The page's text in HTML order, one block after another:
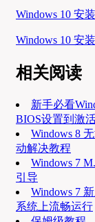
Windows 10 安
Windows 10 安
相关阅读
新手必看
BIOS设置到激
Windows 8
动解决教程
Windows 7
引导
Windows 7
系统上流畅运行